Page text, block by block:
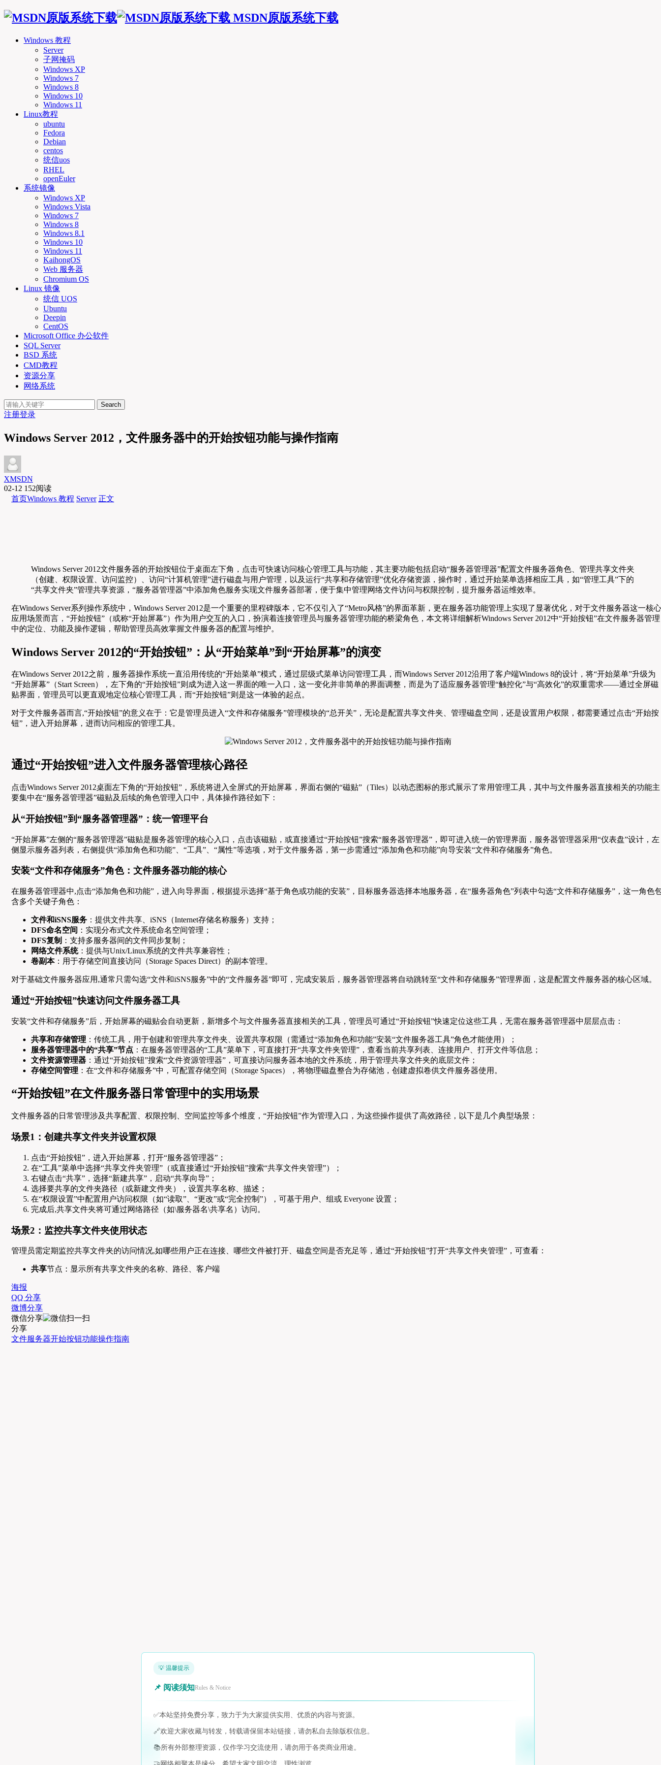
MSDN原版系统下载
Windows 教程
Server
子网掩码
Windows XP
Windows 7
Windows 8
Windows 10
Windows 11
Linux教程
ubuntu
Fedora
Debian
centos
统信uos
RHEL
openEuler
系统镜像
Windows XP
Windows Vista
Windows 7
Windows 8
Windows 8.1
Windows 10
Windows 11
KaihongOS
Web 服务器
Chromium OS
Linux 镜像
统信 UOS
Ubuntu
Deepin
CentOS
Microsoft Office 办公软件
SQL Server
BSD 系统
CMD教程
资源分享
网络系统
Search
注册登录
Windows Server 2012，文件服务器中的开始按钮功能与操作指南
XMSDN
02-12 152阅读
首页Windows 教程 Server 正文
Windows Server 2012文件服务器的开始按钮位于桌面左下角，点击可快速访问核心管理工具与功能，其主要功能包括启动“服务器管理器”配置文件服务器角色、管理共享文件夹
（创建、权限设置、访问监控）、访问“计算机管理”进行磁盘与用户管理，以及运行“共享和存储管理”优化存储资源，操作时，通过开始菜单选择相应工具，如“管理工具”下的
“共享文件夹”管理共享资源，“服务器管理器”中添加角色服务实现文件服务器部署，便于集中管理网络文件访问与权限控制，提升服务器运维效率。
在Windows Server系列操作系统中，Windows Server 2012是一个重要的里程碑版本，它不仅引入了“Metro风格”的界面革新，更在服务器功能管理上实现了显著优化，对于文件服务器这一核心
应用场景而言，“开始按钮”（或称“开始屏幕”）作为用户交互的入口，扮演着连接管理员与服务器管理功能的桥梁角色，本文将详细解析Windows Server 2012中“开始按钮”在文件服务器管理
中的定位、功能及操作逻辑，帮助管理员高效掌握文件服务器的配置与维护。
Windows Server 2012的“开始按钮”：从“开始菜单”到“开始屏幕”的演变
在Windows Server 2012之前，服务器操作系统一直沿用传统的“开始菜单”模式，通过层级式菜单访问管理工具，而Windows Server 2012沿用了客户端Windows 8的设计，将“开始菜单”升级为
“开始屏幕”（Start Screen），左下角的“开始按钮”则成为进入这一界面的唯一入口，这一变化并非简单的界面调整，而是为了适应服务器管理“触控化”与“高效化”的双重需求——通过全屏磁
贴界面，管理员可以更直观地定位核心管理工具，而“开始按钮”则是这一体验的起点。
对于文件服务器而言,“开始按钮”的意义在于：它是管理员进入“文件和存储服务”管理模块的“总开关”，无论是配置共享文件夹、管理磁盘空间，还是设置用户权限，都需要通过点击“开始按
钮”，进入开始屏幕，进而访问相应的管理工具。
通过“开始按钮”进入文件服务器管理核心路径
点击Windows Server 2012桌面左下角的“开始按钮”，系统将进入全屏式的开始屏幕，界面右侧的“磁贴”（Tiles）以动态图标的形式展示了常用管理工具，其中与文件服务器直接相关的功能主
要集中在“服务器管理器”磁贴及后续的角色管理入口中，具体操作路径如下：
从“开始按钮”到“服务器管理器”：统一管理平台
“开始屏幕”左侧的“服务器管理器”磁贴是服务器管理的核心入口，点击该磁贴，或直接通过“开始按钮”搜索“服务器管理器”，即可进入统一的管理界面，服务器管理器采用“仪表盘”设计，左
侧显示服务器列表，右侧提供“添加角色和功能”、“工具”、“属性”等选项，对于文件服务器，第一步需通过“添加角色和功能”向导安装“文件和存储服务”角色。
安装“文件和存储服务”角色：文件服务器功能的核心
在服务器管理器中,点击“添加角色和功能”，进入向导界面，根据提示选择“基于角色或功能的安装”，目标服务器选择本地服务器，在“服务器角色”列表中勾选“文件和存储服务”，这一角色
含多个关键子角色：
文件和iSNS服务 ：提供文件共享、iSNS（Internet存储名称服务）支持；
DFS命名空间 ：实现分布式文件系统命名空间管理；
DFS复制 ：支持多服务器间的文件同步复制；
网络文件系统：提供与Unix/Linux系统的文件共享兼容性；
卷副本：用于存储空间直接访问（Storage Spaces Direct）的副本管理。
对于基础文件服务器应用,通常只需勾选“文件和iSNS服务”中的“文件服务器”即可，完成安装后，服务器管理器将自动跳转至“文件和存储服务”管理界面，这是配置文件服务器的核心区域。
通过“开始按钮”快速访问文件服务器工具
安装“文件和存储服务”后，开始屏幕的磁贴会自动更新，新增多个与文件服务器直接相关的工具，管理员可通过“开始按钮”快速定位这些工具，无需在服务器管理器中层层点击：
共享和存储管理 ：传统工具，用于创建和管理共享文件夹、设置共享权限（需通过“添加角色和功能”安装“文件服务器工具”角色才能使用）；
服务器管理器中的“共享”节点 ：在服务器管理器的“工具”菜单下，可直接打开“共享文件夹管理”，查看当前共享列表、连接用户、打开文件等信息；
文件资源管理器 ：通过“开始按钮”搜索“文件资源管理器”，可直接访问服务器本地的文件系统，用于管理共享文件夹的底层文件；
存储空间管理 ：在“文件和存储服务”中，可配置存储空间（Storage Spaces），将物理磁盘整合为存储池，创建虚拟卷供文件服务器使用。
“开始按钮”在文件服务器日常管理中的实用场景
文件服务器的日常管理涉及共享配置、权限控制、空间监控等多个维度，“开始按钮”作为管理入口，为这些操作提供了高效路径，以下是几个典型场景：
场景1：创建共享文件夹并设置权限
点击“开始按钮”，进入开始屏幕，打开“服务器管理器”；
在“工具”菜单中选择“共享文件夹管理”（或直接通过“开始按钮”搜索“共享文件夹管理”）；
右键点击“共享”，选择“新建共享”，启动“共享向导”；
选择要共享的文件夹路径（或新建文件夹），设置共享名称、描述；
在“权限设置”中配置用户访问权限（如“读取”、“更改”或“完全控制”），可基于用户、组或 Everyone 设置；
完成后,共享文件夹将可通过网络路径（如\服务器名\共享名）访问。
场景2：监控共享文件夹使用状态
管理员需定期监控共享文件夹的访问情况,如哪些用户正在连接、哪些文件被打开、磁盘空间是否充足等，通过“开始按钮”打开“共享文件夹管理”，可查看：
共享节点：显示所有共享文件夹的名称、路径、客户端
海报
QQ 分享
微博分享
微信分享
分享
文件服务器开始按钮功能操作指南
💡 温馨提示
📌 阅读须知Rules & Notice
✅本站坚持免费分享，致力于为大家提供实用、优质的内容与资源。
🔗欢迎大家收藏与转发，转载请保留本站链接，请勿私自去除版权信息。
📚所有外部整理资源，仅作学习交流使用，请勿用于各类商业用途。